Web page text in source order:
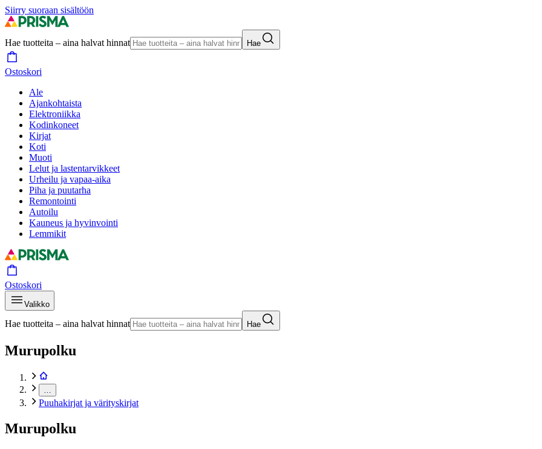
Siirry suoraan sisältöön
Hae tuotteita – aina halvat hinnat Hae
Ostoskori
Ale
Ajankohtaista
Elektroniikka
Kodinkoneet
Kirjat
Koti
Muoti
Lelut ja lastentarvikkeet
Urheilu ja vapaa-aika
Piha ja puutarha
Remontointi
Autoilu
Kauneus ja hyvinvointi
Lemmikit
Ostoskori
Valikko
Hae tuotteita – aina halvat hinnat Hae
Murupolku
Puuhakirjat ja värityskirjat
Murupolku